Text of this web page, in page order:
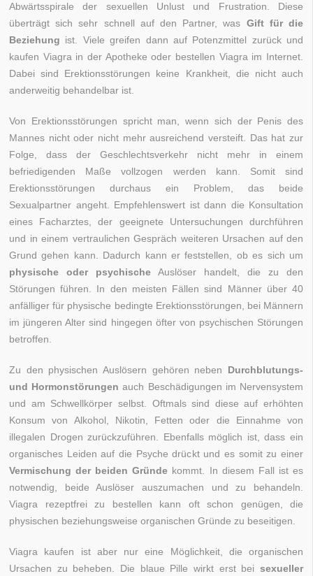
Abwärtsspirale der sexuellen Unlust und Frustration. Diese
überträgt sich sehr schnell auf den Partner, was Gift für die
Beziehung ist. Viele greifen dann auf Potenzmittel zurück und
kaufen Viagra in der Apotheke oder bestellen Viagra im Internet.
Dabei sind Erektionsstörungen keine Krankheit, die nicht auch
anderweitig behandelbar ist.
Von Erektionsstörungen spricht man, wenn sich der Penis des
Mannes nicht oder nicht mehr ausreichend versteift. Das hat zur
Folge, dass der Geschlechtsverkehr nicht mehr in einem
befriedigenden Maße vollzogen werden kann. Somit sind
Erektionsstörungen durchaus ein Problem, das beide
Sexualpartner angeht. Empfehlenswert ist dann die Konsultation
eines Facharztes, der geeignete Untersuchungen durchführen
und in einem vertraulichen Gespräch weiteren Ursachen auf den
Grund gehen kann. Dadurch kann er feststellen, ob es sich um
physische oder psychische Auslöser handelt, die zu den
Störungen führen. In den meisten Fällen sind Männer über 40
anfälliger für physische bedingte Erektionsstörungen, bei Männern
im jüngeren Alter sind hingegen öfter von psychischen Störungen
betroffen.
Zu den physischen Auslösern gehören neben Durchblutungs-
und Hormonstörungen auch Beschädigungen im Nervensystem
und am Schwellkörper selbst. Oftmals sind diese auf erhöhten
Konsum von Alkohol, Nikotin, Fetten oder die Einnahme von
illegalen Drogen zurückzuführen. Ebenfalls möglich ist, dass ein
organisches Leiden auf die Psyche drückt und es somit zu einer
Vermischung der beiden Gründe kommt. In diesem Fall ist es
notwendig, beide Auslöser auszumachen und zu behandeln.
Viagra rezeptfrei zu bestellen kann oft schon genügen, die
physischen beziehungsweise organischen Gründe zu beseitigen.
Viagra kaufen ist aber nur eine Möglichkeit, die organischen
Ursachen zu beheben. Die blaue Pille wirkt erst bei sexueller